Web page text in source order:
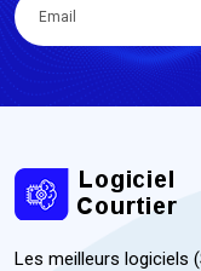
Les meilleurs logiciels